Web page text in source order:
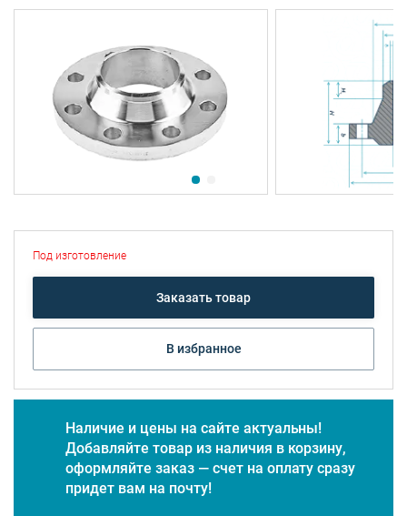
Под изготовление
Заказать товар
В избранное
Наличие и цены на сайте актуальны!
Добавляйте товар из наличия в корзину,
оформляйте заказ — счет на оплату сразу
придет вам на почту!